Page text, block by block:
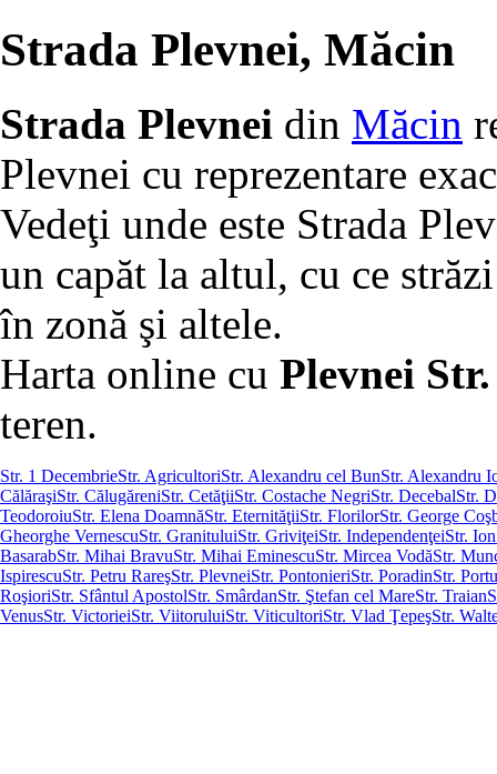
Strada Plevnei, Măcin
Strada Plevnei din Măcin
Plevnei cu reprezentare
Vedeţi unde este Strada
un capăt la altul, cu ce
în zonă şi altele.
Harta online cu Plevnei Str.
teren.
Str. 1 DecembrieStr. AgricultoriStr. Alexandru cel BunStr. Alexandru
CălăraşiStr. CălugăreniStr. CetăţiiStr. Costache NegriStr. DecebalStr.
TeodoroiuStr. Elena DoamnăStr. EternităţiiStr. FlorilorStr. George
Gheorghe VernescuStr. GranituluiStr. GriviţeiStr. IndependenţeiStr.
BasarabStr. Mihai BravuStr. Mihai EminescuStr. Mircea VodăStr.
IspirescuStr. Petru RareşStr. PlevneiStr. PontonieriStr. PoradinStr.
RoşioriStr. Sfântul ApostolStr. SmârdanStr. Ştefan cel MareStr. Traian
VenusStr. VictorieiStr. ViitoruluiStr. ViticultoriStr. Vlad ŢepeşStr.